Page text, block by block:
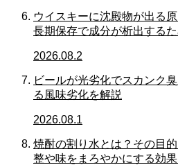
ウイスキーに沈殿物が出る
長期保存で成分が析出する
2026.08.2
ビールが光劣化でスカンク
る風味劣化を解説
2026.08.1
焼酎の割り水とは？その目
整や味をまろやかにする効